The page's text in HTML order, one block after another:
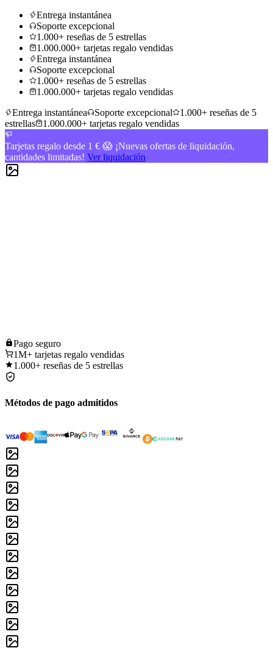
Entrega instantánea
Soporte excepcional
1.000+ reseñas de 5 estrellas
1.000.000+ tarjetas regalo vendidas
Entrega instantánea
Soporte excepcional
1.000+ reseñas de 5 estrellas
1.000.000+ tarjetas regalo vendidas
Entrega instantánea
Soporte excepcional
1.000+ reseñas de 5
estrellas
1.000.000+ tarjetas regalo vendidas
Tarjetas regalo desde 1 € 😱 ¡Nuevas ofertas de liquidación,
cantidades limitadas! Ver liquidación
Pago seguro
1M+ tarjetas regalo vendidas
1.000+ reseñas de 5 estrellas
Métodos de pago admitidos